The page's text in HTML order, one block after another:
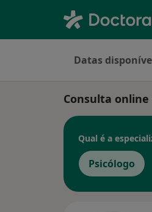
Datas
Consulta
Qual é a
Psicólogo